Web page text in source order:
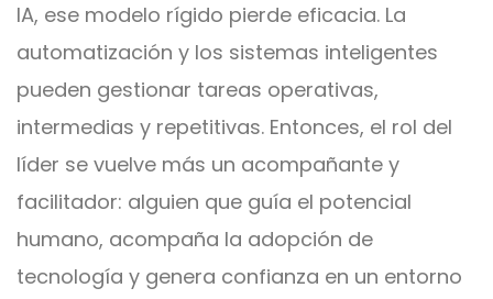
IA, ese modelo rígido pierde eficacia. La
automatización y los sistemas inteligentes
pueden gestionar tareas operativas,
intermedias y repetitivas. Entonces, el rol del
líder se vuelve más un acompañante y
facilitador: alguien que guía el potencial
humano, acompaña la adopción de
tecnología y genera confianza en un entorno